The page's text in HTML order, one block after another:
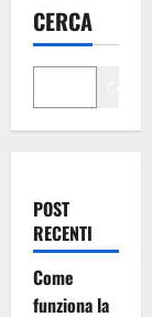
CERCA
POST
RECENTI
Come
funziona la